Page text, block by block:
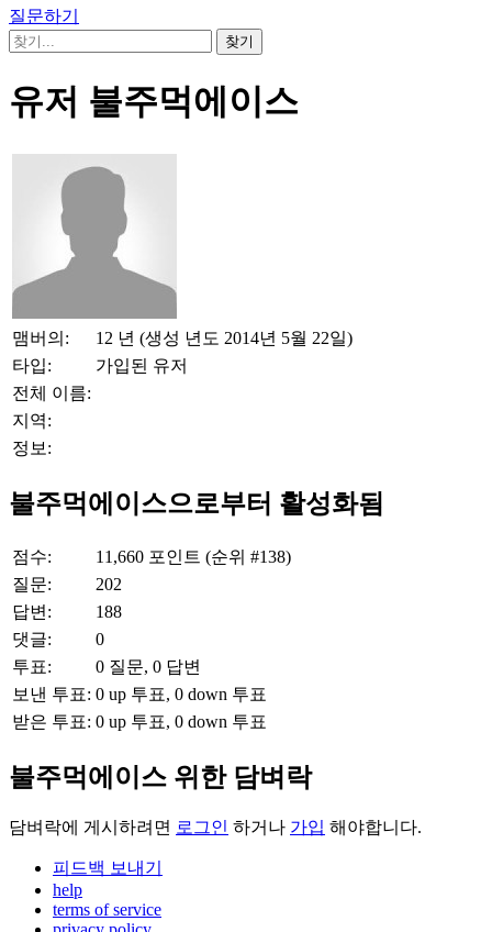
질문하기
유저 불주먹에이스
맴버의:
12 년 (생성 년도 2014년 5월 22일)
타입:
가입된 유저
전체 이름:
지역:
정보:
불주먹에이스으로부터 활성화됨
점수: 11,660 포인트 (순위 #138)
질문:
202
답변:
188
댓글:
0
투표:
0 질문, 0 답변
보낸 투표: 0 up 투표, 0 down 투표
받은 투표: 0 up 투표, 0 down 투표
불주먹에이스 위한 담벼락
담벼락에 게시하려면 로그인 하거나 가입 해야합니다.
피드백 보내기
help
terms of service